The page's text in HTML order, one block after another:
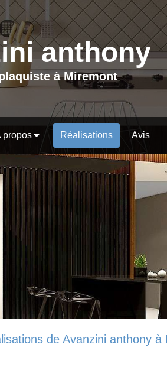
propos Réalisations Avis
anthony
à Miremont
de Avanzini anthony